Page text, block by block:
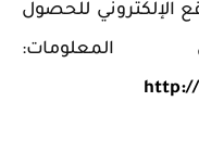
الإلكتروني للحصول
http://